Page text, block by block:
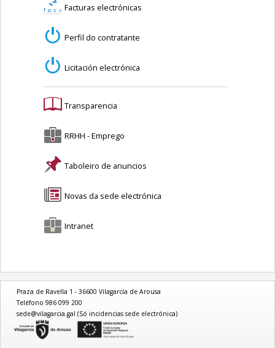
Facturas electrónicas
Perfil do contratante
Licitación electrónica
Transparencia
RRHH - Emprego
Taboleiro de anuncios
Novas da sede electrónica
Intranet
Praza de Ravella 1 - 36600 Vilagarcía de Arousa
Teléfono 986 099 200
sede@vilagarcia.gal (Só incidencias sede electrónica)